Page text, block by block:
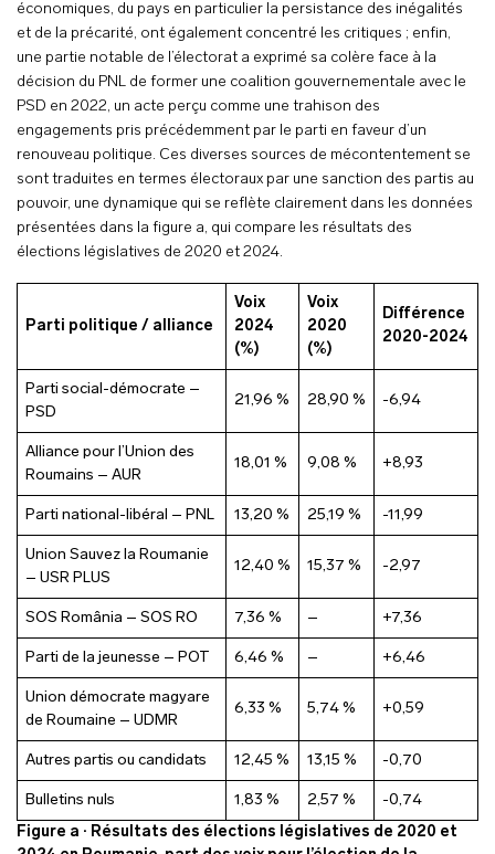
économiques, du pays en particulier la persistance des inégalités
et de la précarité, ont également concentré les critiques ; enfin,
une partie notable de l’électorat a exprimé sa colère face à la
décision du PNL de former une coalition gouvernementale avec le
PSD en 2022, un acte perçu comme une trahison des
engagements pris précédemment par le parti en faveur d’un
renouveau politique. Ces diverses sources de mécontentement se
sont traduites en termes électoraux par une sanction des partis au
pouvoir, une dynamique qui se reflète clairement dans les données
présentées dans la figure a, qui compare les résultats des
élections législatives de 2020 et 2024.
Parti politique / alliance
Voix
2024
(%)
Voix
2020
(%)
Différence
2020-2024
Parti social-démocrate –
PSD
21,96 % 28,90 % -6,94
Alliance pour l’Union des
Roumains – AUR
18,01 % 9,08 % +8,93
Parti national-libéral – PNL 13,20 % 25,19 % -11,99
Union Sauvez la Roumanie
– USR PLUS
12,40 % 15,37 % -2,97
SOS România – SOS RO 7,36 % – +7,36
Parti de la jeunesse – POT 6,46 % – +6,46
Union démocrate magyare
de Roumaine – UDMR
6,33 % 5,74 % +0,59
Autres partis ou candidats 12,45 % 13,15 % -0,70
Bulletins nuls 1,83 % 2,57 %
-0,74
Figure a · Résultats des élections législatives de 2020 et